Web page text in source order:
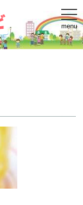
t
o
g
g
l
e
o
menu